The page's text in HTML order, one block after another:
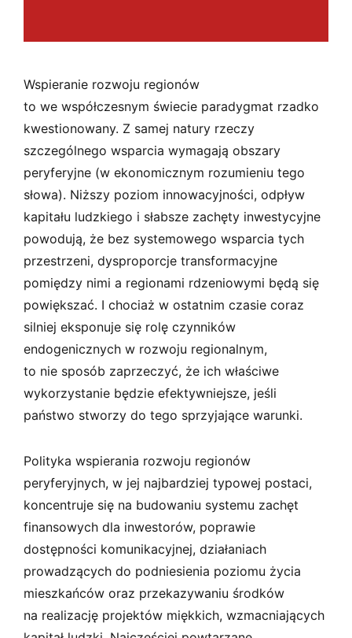
Wspieranie rozwoju regionów
to we współczesnym świecie paradygmat rzadko
kwestionowany. Z samej natury rzeczy
szczególnego wsparcia wymagają obszary
peryferyjne (w ekonomicznym rozumieniu tego
słowa). Niższy poziom innowacyjności, odpływ
kapitału ludzkiego i słabsze zachęty inwestycyjne
powodują, że bez systemowego wsparcia tych
przestrzeni, dysproporcje transformacyjne
pomiędzy nimi a regionami rdzeniowymi będą się
powiększać. I chociaż w ostatnim czasie coraz
silniej eksponuje się rolę czynników
endogenicznych w rozwoju regionalnym,
to nie sposób zaprzeczyć, że ich właściwe
wykorzystanie będzie efektywniejsze, jeśli
państwo stworzy do tego sprzyjające warunki.
Polityka wspierania rozwoju regionów
peryferyjnych, w jej najbardziej typowej postaci,
koncentruje się na budowaniu systemu zachęt
finansowych dla inwestorów, poprawie
dostępności komunikacyjnej, działaniach
prowadzących do podniesienia poziomu życia
mieszkańców oraz przekazywaniu środków
na realizację projektów miękkich, wzmacniających